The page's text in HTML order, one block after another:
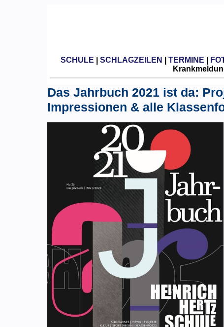
SCHULE SCHLAGZEILEN TERMINE
Das Jahrbuch 2021 ist da:
Impressionen & alle